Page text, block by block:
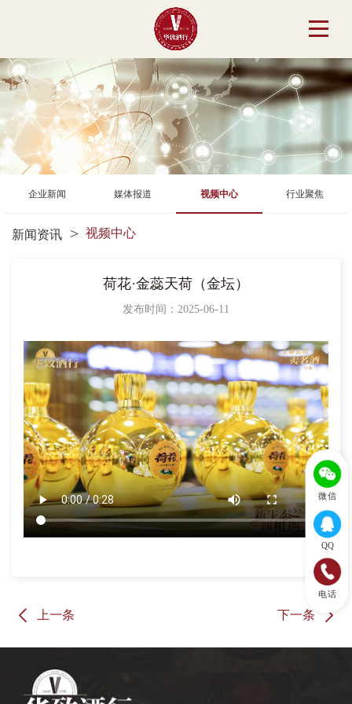
企业新闻 媒体报道 视频中心 行业聚焦
新闻资讯 视频中心
荷花·金蕊天荷（金坛）
发布时间：2025-06-11
上一条 下一条
微信
QQ
电话